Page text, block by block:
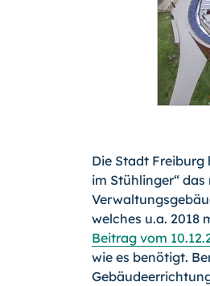
Die Stadt
im Stühlinger“
welches u.a. 2018
Beitrag vom
wie es benötigt.